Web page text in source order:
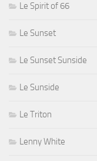
Le Spirit of 66
Le Sunset
Le Sunset Sunside
Le Sunside
Le Triton
Lenny White